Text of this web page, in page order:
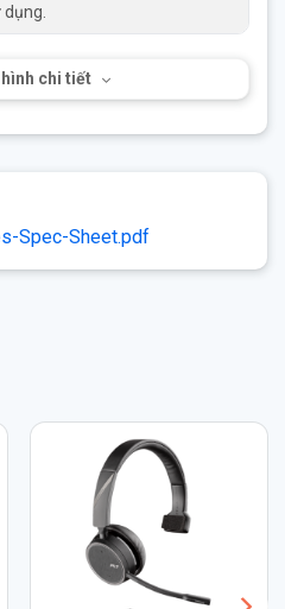
chi tiết
Spec-Sheet.pdf